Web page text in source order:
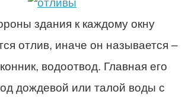
здания к каждому окну
отлив, иначе он называется –
водоотвод. Главная его
дождевой или талой воды с